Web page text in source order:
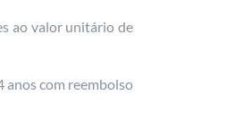
ao valor unitário de
anos com reembolso